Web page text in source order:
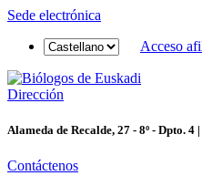
Sede electrónica
Acceso
Dirección
Alameda de Recalde, 27 - 8º - Dpto. 4
Contáctenos